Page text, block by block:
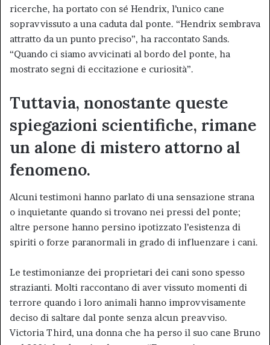
ricerche, ha portato con sé Hendrix, l’unico cane
sopravvissuto a una caduta dal ponte. “Hendrix sembrava
attratto da un punto preciso”, ha raccontato Sands.
“Quando ci siamo avvicinati al bordo del ponte, ha
mostrato segni di eccitazione e curiosità”.
Tuttavia, nonostante queste
spiegazioni scientifiche, rimane
un alone di mistero attorno al
fenomeno.
Alcuni testimoni hanno parlato di una sensazione strana
o inquietante quando si trovano nei pressi del ponte;
altre persone hanno persino ipotizzato l’esistenza di
spiriti o forze paranormali in grado di influenzare i cani.
Le testimonianze dei proprietari dei cani sono spesso
strazianti. Molti raccontano di aver vissuto momenti di
terrore quando i loro animali hanno improvvisamente
deciso di saltare dal ponte senza alcun preavviso.
Victoria Third, una donna che ha perso il suo cane Bruno